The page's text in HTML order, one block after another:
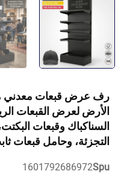
رف عرض قبعات
الأرض لعرض القبعات
السناكباك وقبعات
التجزئة، وحامل قبعات
Spu
1601792686972